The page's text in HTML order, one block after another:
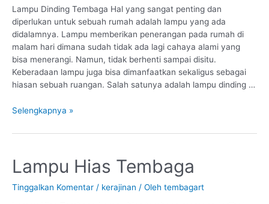
Lampu Dinding Tembaga Hal yang sangat penting dan
diperlukan untuk sebuah rumah adalah lampu yang ada
didalamnya. Lampu memberikan penerangan pada rumah di
malam hari dimana sudah tidak ada lagi cahaya alami yang
bisa menerangi. Namun, tidak berhenti sampai disitu.
Keberadaan lampu juga bisa dimanfaatkan sekaligus sebagai
hiasan sebuah ruangan. Salah satunya adalah lampu dinding …
Selengkapnya »
Lampu Hias Tembaga
Tinggalkan Komentar / kerajinan / Oleh tembagart
Lampu
Hias
Tembaga